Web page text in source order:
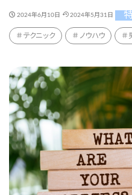
2024年6月10日 2024年5月31日
テクニック ノウハウ